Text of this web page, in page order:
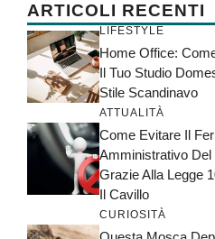
ARTICOLI RECENTI
LIFESTYLE
Home Office:
Il Tuo Studio
Stile Scandinavo
ATTUALITÀ
Come Evitare Il
Amministrativo Del
Grazie Alla Legge
Il Cavillo
CURIOSITÀ